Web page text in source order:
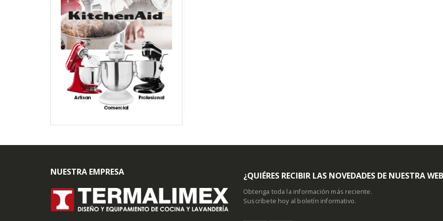
NUESTRA EMPRESA ¿QUIÉRES RECIBIR LAS NOVEDADES DE NUESTRA
Obtenga toda la información más reciente.
Suscríbete hoy al boletín informativo.